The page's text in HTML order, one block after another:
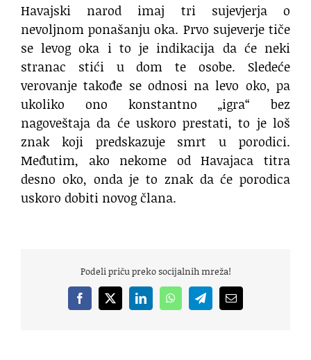
Havajski narod imaj tri sujevjerja o
nevoljnom ponašanju oka. Prvo sujeverje tiče
se levog oka i to je indikacija da će neki
stranac stići u dom te osobe. Sledeće
verovanje takođe se odnosi na levo oko, pa
ukoliko ono konstantno „igra“ bez
nagoveštaja da će uskoro prestati, to je loš
znak koji predskazuje smrt u porodici.
Međutim, ako nekome od Havajaca titra
desno oko, onda je to znak da će porodica
uskoro dobiti novog člana.
Podeli priču preko socijalnih mreža!
Facebook
X LinkedInWhatsAppTelegramEmail